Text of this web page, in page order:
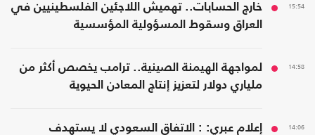
15:54
خارج الحسابات.. تهميش اللاجئين الفلسطينيين في
العراق وسقوط المسؤولية المؤسسية
14:58
لمواجهة الهيمنة الصينية.. ترامب يخصص أكثر من
ملياري دولار لتعزيز إنتاج المعادن الحيوية
14:06
إعلام عبري: : الاتفاق السعودي لا يستهدف